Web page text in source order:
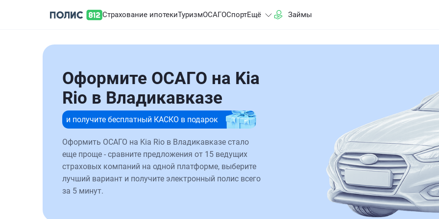
Страхование ипотекиТуризмОСАГОСпортЕщё Займы
Оформите ОСАГО на Kia
Rio в Владикавказе
и получите бесплатный КАСКО в подарок
Оформить ОСАГО на Kia Rio в Владикавказе стало
еще проще - сравните предложения от 15 ведущих
страховых компаний на одной платформе, выберите
лучший вариант и получите электронный полис всего
за 5 минут.